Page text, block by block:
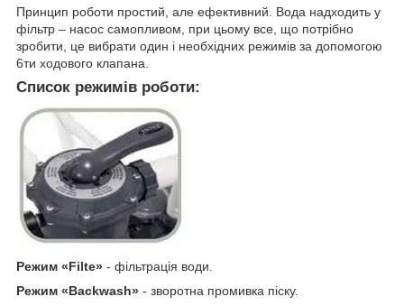
Принцип роботи простий, але ефективний. Вода надходить у
фільтр – насос самопливом, при цьому все, що потрібно
зробити, це вибрати один і необхідних режимів за допомогою
6ти ходового клапана.
Список режимів роботи:
Режим «Filte» - фільтрація води.
Режим «Backwash» - зворотна промивка піску.